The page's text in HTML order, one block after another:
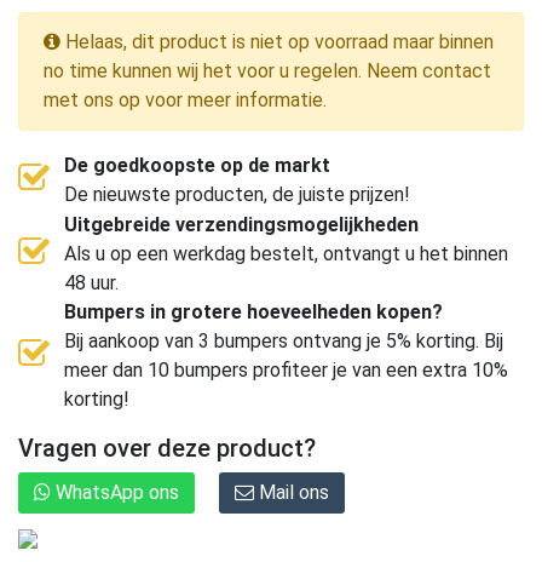
Helaas, dit product is niet op voorraad maar binnen
no time kunnen wij het voor u regelen. Neem contact
met ons op voor meer informatie.
De goedkoopste op de markt
De nieuwste producten, de juiste prijzen!
Uitgebreide verzendingsmogelijkheden
Als u op een werkdag bestelt, ontvangt u het binnen
48 uur.
Bumpers in grotere hoeveelheden kopen?
Bij aankoop van 3 bumpers ontvang je 5% korting. Bij
meer dan 10 bumpers profiteer je van een extra 10%
korting!
Vragen over deze product?
WhatsApp ons Mail ons